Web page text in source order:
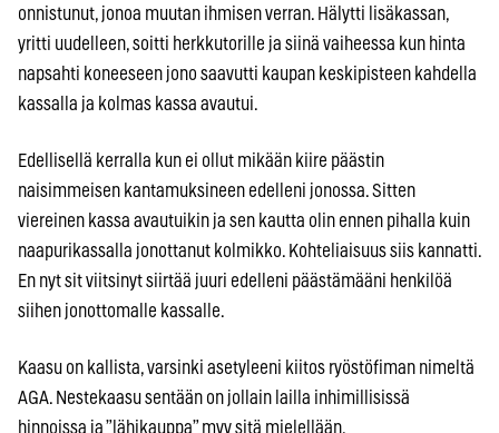
onnistunut, jonoa muutan ihmisen verran. Hälytti lisäkassan,
yritti uudelleen, soitti herkkutorille ja siinä vaiheessa kun hinta
napsahti koneeseen jono saavutti kaupan keskipisteen kahdella
kassalla ja kolmas kassa avautui.
Edellisellä kerralla kun ei ollut mikään kiire päästin
naisimmeisen kantamuksineen edelleni jonossa. Sitten
viereinen kassa avautuikin ja sen kautta olin ennen pihalla kuin
naapurikassalla jonottanut kolmikko. Kohteliaisuus siis kannatti.
En nyt sit viitsinyt siirtää juuri edelleni päästämääni henkilöä
siihen jonottomalle kassalle.
Kaasu on kallista, varsinki asetyleeni kiitos ryöstöfiman nimeltä
AGA. Nestekaasu sentään on jollain lailla inhimillisissä
hinnoissa ja ”lähikauppa” myy sitä mielellään.